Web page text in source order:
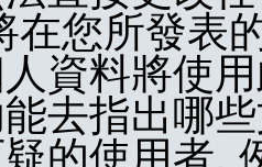
在您所發表
資料將使
去指出哪
的使用者,